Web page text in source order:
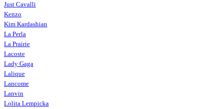
Just Cavalli
Kenzo
Kim Kardashian
La Perla
La Prairie
Lacoste
Lady Gaga
Lalique
Lancome
Lanvin
Lolita Lempicka